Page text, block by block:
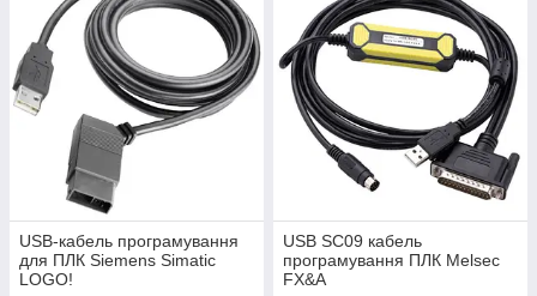
USB-кабель програмування
для ПЛК Siemens Simatic
LOGO!
USB SC09 кабель
програмування ПЛК Melsec
FX&A